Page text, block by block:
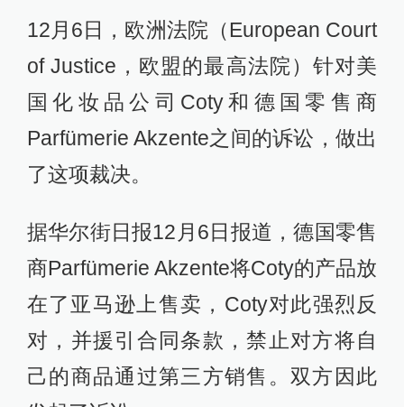
12月6日，欧洲法院（European Court
of Justice，欧盟的最高法院）针对美
国化妆品公司Coty和德国零售商
Parfümerie Akzente之间的诉讼，做出
了这项裁决。
据华尔街日报12月6日报道，德国零售
商Parfümerie Akzente将Coty的产品放
在了亚马逊上售卖，Coty对此强烈反
对，并援引合同条款，禁止对方将自
己的商品通过第三方销售。双方因此